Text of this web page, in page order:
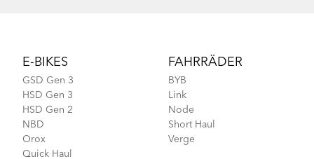
E-BIKES
GSD Gen 3
HSD Gen 3
HSD Gen 2
NBD
Orox
Quick Haul
FAHRRÄDER
BYB
Link
Node
Short Haul
Verge